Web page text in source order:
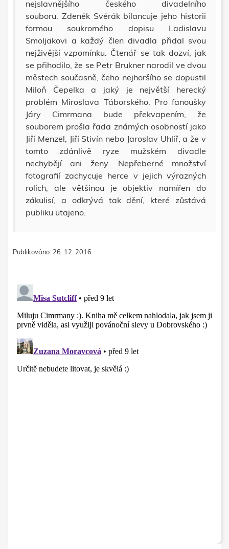
nejslavnějšího českého divadelního
souboru. Zdeněk Svěrák bilancuje jeho historii
formou soukromého dopisu Ladislavu
Smoljakovi a každý člen divadla přidal svou
nejživější vzpomínku. Čtenář se tak dozví, jak
se přihodilo, že se Petr Brukner narodil ve dvou
městech současně, čeho nejhoršího se dopustil
Miloň Čepelka a jaký je největší herecký
problém Miroslava Táborského. Pro fanoušky
Járy Cimrmana bude překvapením, že
souborem prošla řada známých osobností jako
Jiří Menzel, Jiří Stivín nebo Jaroslav Uhlíř, a že v
tomto zdánlivě ryze mužském divadle
nechybějí ani ženy. Nepřeberné množství
fotografií zachycuje herce v jejich výrazných
rolích, ale většinou je objektiv namířen do
zákulisí, a odkrývá tak dění, které zůstává
publiku utajeno.
Publikováno: 26. 12. 2016